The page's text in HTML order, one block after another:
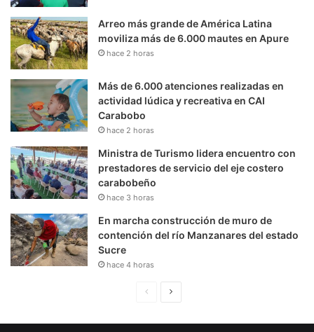
Arreo más grande de América Latina
moviliza más de 6.000 mautes en Apure
hace 2 horas
Más de 6.000 atenciones realizadas en
actividad lúdica y recreativa en CAI
Carabobo
hace 2 horas
Ministra de Turismo lidera encuentro con
prestadores de servicio del eje costero
carabobeño
hace 3 horas
En marcha construcción de muro de
contención del río Manzanares del estado
Sucre
hace 4 horas